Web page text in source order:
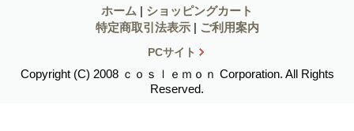
ホーム | ショッピングカート
特定商取引法表示 | ご利用案内
PCサイト
Copyright (C) 2008 ｃｏｓｌｅｍｏｎ Corporation. All Rights
Reserved.